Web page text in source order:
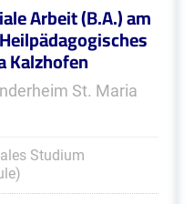
Arbeit (B.A.) am
Kalzhofen
St. Maria
Studium